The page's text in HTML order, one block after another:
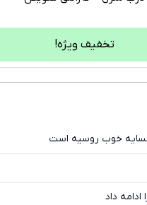
تلگرام
فیسبوک
تخفیف ویژه!
خوب روسیه است
داد